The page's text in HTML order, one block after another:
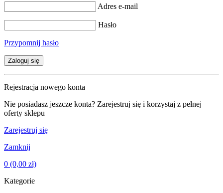
Adres e-mail
Hasło
Przypomnij hasło
Zaloguj się
Rejestracja nowego konta
Nie posiadasz jeszcze konta? Zarejestruj się i korzystaj z pełnej
oferty sklepu
Zarejestruj się
Zamknij
0 (0,00 zł)
Kategorie